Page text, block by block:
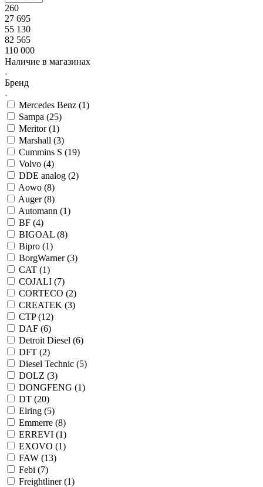
260
27 695
55 130
82 565
110 000
Наличие в магазинах
Бренд
Mercedes Benz (1)
Sampa (25)
Meritor (1)
Marshall (3)
Cummins S (19)
Volvo (4)
DDE analog (2)
Aowo (8)
Auger (8)
Automann (1)
BF (4)
BIGOAL (8)
Bipro (1)
BorgWarner (3)
CAT (1)
COJALI (7)
CORTECO (2)
CREATEK (3)
CTP (12)
DAF (6)
Detroit Diesel (6)
DFT (2)
Diesel Technic (5)
DOLZ (3)
DONGFENG (1)
DT (20)
Elring (5)
Emmerre (8)
ERREVI (1)
EXOVO (1)
FAW (13)
Febi (7)
Freightliner (1)